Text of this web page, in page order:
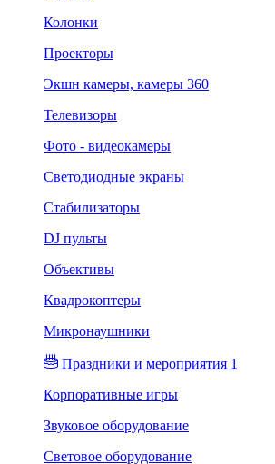
Колонки
Проекторы
Экшн камеры, камеры 360
Телевизоры
Фото - видеокамеры
Светодиодные экраны
Стабилизаторы
DJ пульты
Объективы
Квадрокоптеры
Микронаушники
Праздники и мероприятия 1
Корпоративные игры
Звуковое оборудование
Световое оборудование